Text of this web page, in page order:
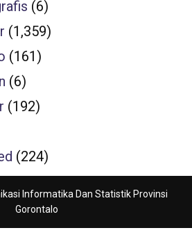
(6)
(1,359)
(161)
(6)
(192)
(224)
Informatika Dan Statistik Provinsi
Gorontalo